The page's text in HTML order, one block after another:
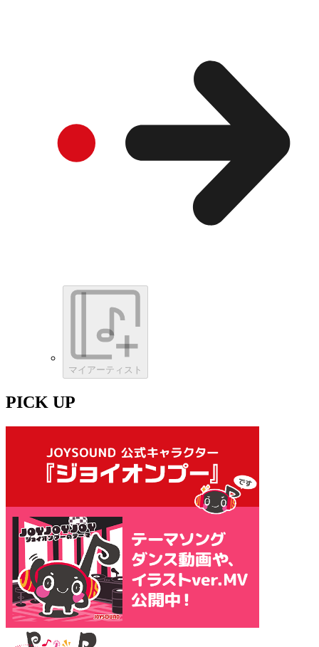
マイアーティスト
PICK UP